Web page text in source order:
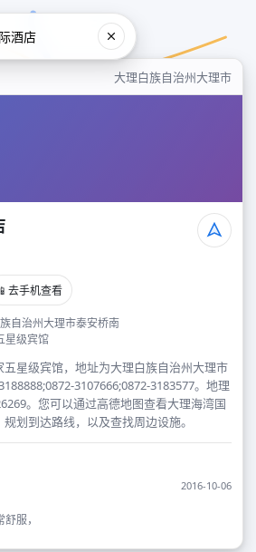
大理白族自治州大理市
📱 去手机查看
自治州大理市泰安桥南
星级宾馆
星级宾馆，地址为大理白族自治州大理市
3107666;0872-3183577。地理
。您可以通过高德地图查看大理海湾国
划到达路线，以及查找周边设施。
2016-10-06
服，